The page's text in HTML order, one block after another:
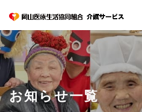
お知らせ一覧